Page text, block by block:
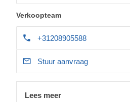
Verkoopteam
+31208905588
Stuur aanvraag
Lees meer